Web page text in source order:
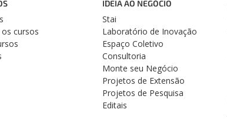
cursos
IDEIA AO NEGÓCIO
Stai
Laboratório de Inovação
Espaço Coletivo
Consultoria
Monte seu Negócio
Projetos de Extensão
Projetos de Pesquisa
Editais